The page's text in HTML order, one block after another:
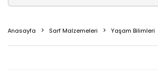
Anasayfa Sarf Malzemeleri Yaşam Bilimleri